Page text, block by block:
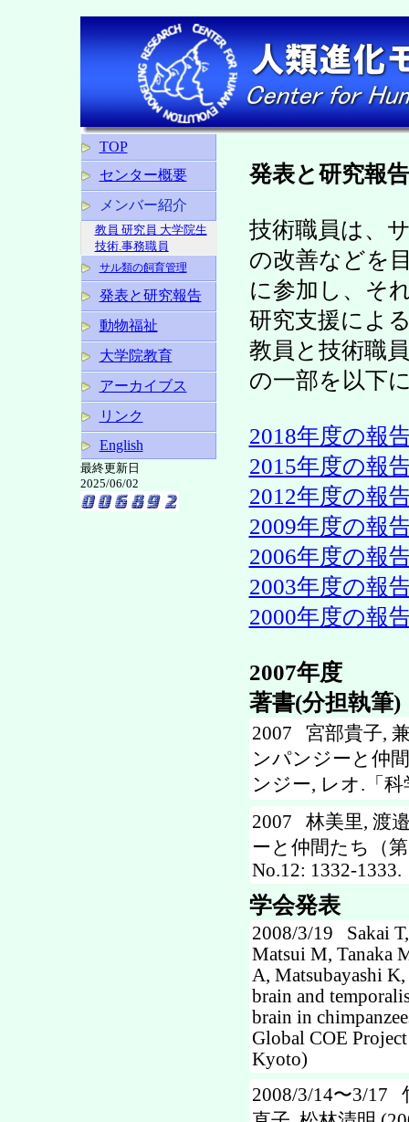
TOP
センター概要
メンバー紹介
教員 研究員 大学院生
技術.事務職員
サル類の飼育管理
発表と研究報告
動物福祉
大学院教育
アーカイブス
リンク
English
最終更新日
2025/06/02
発表と研究報告
技術職員は、
の改善などを
に参加し、そ
研究支援によ
教員と技術職
の一部を以下
2018年度の報
2015年度の報
2012年度の報
2009年度の報
2006年度の報
2003年度の報
2000年度の報
2007年度
著書(分担執筆)
2007 宮部貴子,
ンパンジーと仲
ンジー, レオ.「科
2007 林美里, 渡
ーと仲間たち（
No.12: 1332-1333.
学会発表
2008/3/19 Sakai
Matsui M, Tanaka
A, Matsubayashi
brain and
brain in
Global COE
Kyoto)
2008/3/14〜3/17